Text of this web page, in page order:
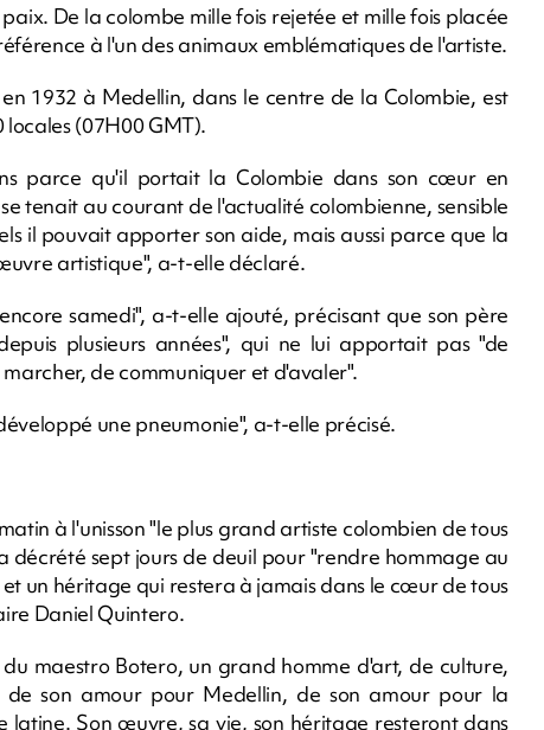
De la colombe mille fois rejetée et mille fois placée
à l'un des animaux emblématiques de l'artiste.
1932 à Medellin, dans le centre de la Colombie, est
(07H00 GMT).
parce qu'il portait la Colombie dans son cœur en
tenait au courant de l'actualité colombienne, sensible
il pouvait apporter son aide, mais aussi parce que la
artistique", a-t-elle déclaré.
samedi", a-t-elle ajouté, précisant que son père
plusieurs années", qui ne lui apportait pas "de
de communiquer et d'avaler".
une pneumonie", a-t-elle précisé.
à l'unisson "le plus grand artiste colombien de tous
décrété sept jours de deuil pour "rendre hommage au
un héritage qui restera à jamais dans le cœur de tous
Daniel Quintero.
maestro Botero, un grand homme d'art, de culture,
son amour pour Medellin, de son amour pour la
latine. Son œuvre, sa vie, son héritage resteront dans